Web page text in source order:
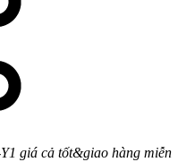
giá cả tốt&giao hàng miễn